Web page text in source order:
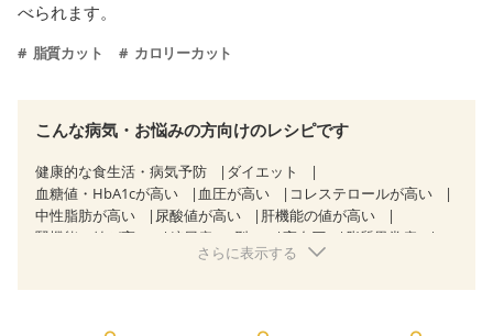
べられます。
脂質カット カロリーカット
こんな病気・お悩みの方向けのレシピです
健康的な食生活・病気予防
ダイエット
血糖値・HbA1cが高い
血圧が高い
コレステロールが高い
中性脂肪が高い
尿酸値が高い
肝機能の値が高い
腎機能の値が高い
糖尿病（2型） 高血圧
脂質異常症
狭心症 心筋梗塞
さらに表示する